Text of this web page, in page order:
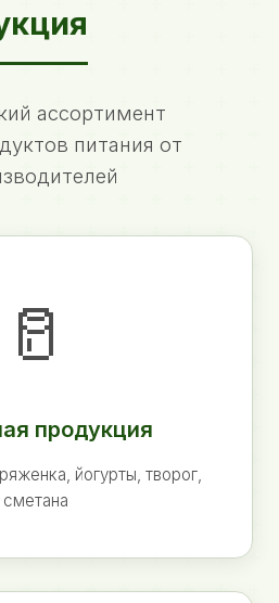
ассортимент
питания от
🥛
продукция
йогурты, творог,
сметана